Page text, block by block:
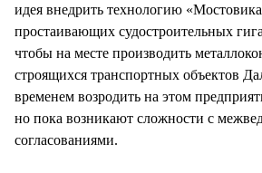
идея внедрить технологию
простаивающих судостроительных
чтобы на месте производить
строящихся транспортных объектов
временем возродить на этом
но пока возникают сложности с
согласованиями.